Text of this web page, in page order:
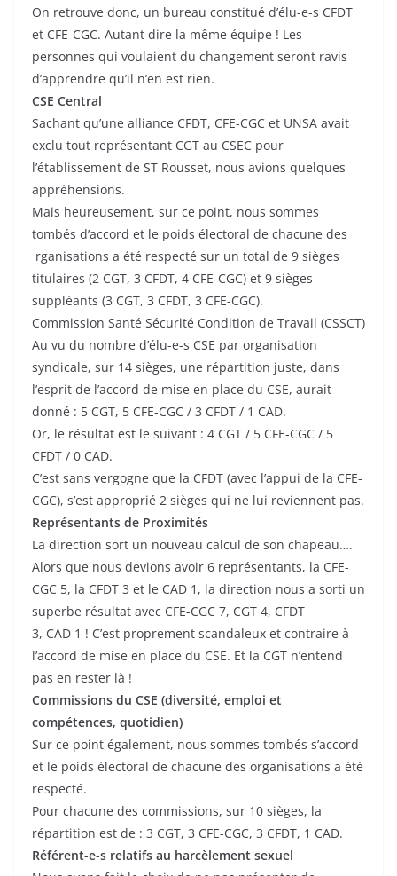
On retrouve donc, un bureau constitué d’élu-e-s CFDT
et CFE-CGC. Autant dire la même équipe ! Les
personnes qui voulaient du changement seront ravis
d’apprendre qu’il n’en est rien.
CSE Central
Sachant qu’une alliance CFDT, CFE-CGC et UNSA avait
exclu tout représentant CGT au CSEC pour
l’établissement de ST Rousset, nous avions quelques
appréhensions.
Mais heureusement, sur ce point, nous sommes
tombés d’accord et le poids électoral de chacune des
rganisations a été respecté sur un total de 9 sièges
titulaires (2 CGT, 3 CFDT, 4 CFE-CGC) et 9 sièges
suppléants (3 CGT, 3 CFDT, 3 CFE-CGC).
Commission Santé Sécurité Condition de Travail (CSSCT)
Au vu du nombre d’élu-e-s CSE par organisation
syndicale, sur 14 sièges, une répartition juste, dans
l’esprit de l’accord de mise en place du CSE, aurait
donné : 5 CGT, 5 CFE-CGC / 3 CFDT / 1 CAD.
Or, le résultat est le suivant : 4 CGT / 5 CFE-CGC / 5
CFDT / 0 CAD.
C’est sans vergogne que la CFDT (avec l’appui de la CFE-
CGC), s’est approprié 2 sièges qui ne lui reviennent pas.
Représentants de Proximités
La direction sort un nouveau calcul de son chapeau….
Alors que nous devions avoir 6 représentants, la CFE-
CGC 5, la CFDT 3 et le CAD 1, la direction nous a sorti un
superbe résultat avec CFE-CGC 7, CGT 4, CFDT
3, CAD 1 ! C’est proprement scandaleux et contraire à
l’accord de mise en place du CSE. Et la CGT n’entend
pas en rester là !
Commissions du CSE (diversité, emploi et
compétences, quotidien)
Sur ce point également, nous sommes tombés s’accord
et le poids électoral de chacune des organisations a été
respecté.
Pour chacune des commissions, sur 10 sièges, la
répartition est de : 3 CGT, 3 CFE-CGC, 3 CFDT, 1 CAD.
Référent-e-s relatifs au harcèlement sexuel